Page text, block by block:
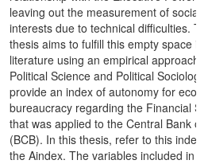
leaving out the measurement of social
interests due to technical difficulties.
thesis aims to fulfill this empty space in
literature using an empirical approach
Political Science and Political
provide an index of autonomy for
bureaucracy regarding the Financial
that was applied to the Central Bank of
(BCB). In this thesis, refer to this index
the Aindex. The variables included in A-